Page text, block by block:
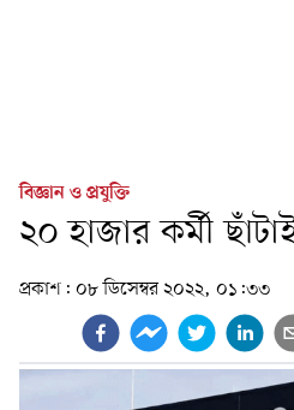
বিজ্ঞান ও প্রযুক্তি
২০ হাজার কর্মী
প্রকাশ: ০৮ ডিসেম্বর ২০২২, ০১:৩৩